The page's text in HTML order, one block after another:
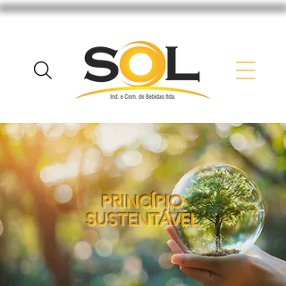
PRINCÍPIO
SUSTENTÁVEL